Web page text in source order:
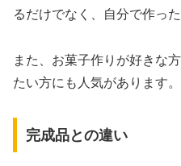
るだけでなく、自分で作っ
また、お菓子作りが好きな
たい方にも人気があります。
完成品との違い